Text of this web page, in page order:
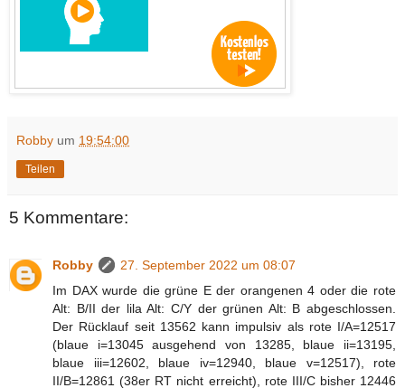
Robby um 19:54:00
Teilen
5 Kommentare:
Robby
27. September 2022 um 08:07
Im DAX wurde die grüne E der orangenen 4 oder die rote
Alt: B/II der lila Alt: C/Y der grünen Alt: B abgeschlossen.
Der Rücklauf seit 13562 kann impulsiv als rote I/A=12517
(blaue i=13045 ausgehend von 13285, blaue ii=13195,
blaue iii=12602, blaue iv=12940, blaue v=12517), rote
II/B=12861 (38er RT nicht erreicht), rote III/C bisher 12446